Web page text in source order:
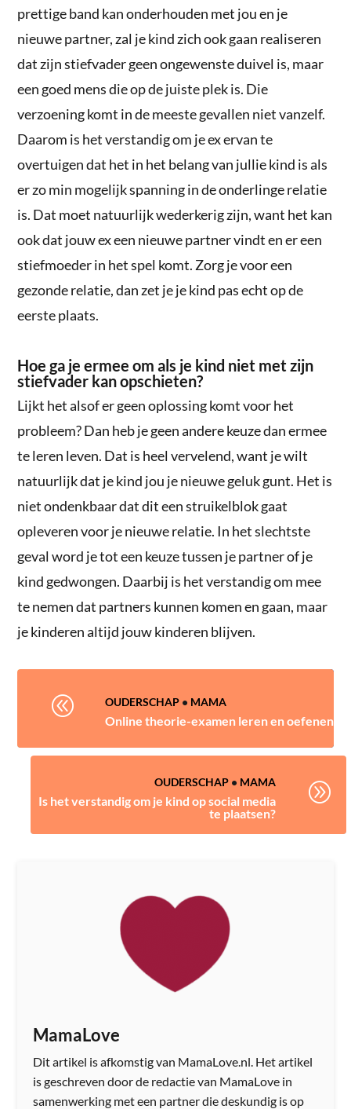
prettige band kan onderhouden met jou en je
nieuwe partner, zal je kind zich ook gaan realiseren
dat zijn stiefvader geen ongewenste duivel is, maar
een goed mens die op de juiste plek is. Die
verzoening komt in de meeste gevallen niet vanzelf.
Daarom is het verstandig om je ex ervan te
overtuigen dat het in het belang van jullie kind is als
er zo min mogelijk spanning in de onderlinge relatie
is. Dat moet natuurlijk wederkerig zijn, want het kan
ook dat jouw ex een nieuwe partner vindt en er een
stiefmoeder in het spel komt. Zorg je voor een
gezonde relatie, dan zet je je kind pas echt op de
eerste plaats.
Hoe ga je ermee om als je kind niet met zijn
stiefvader kan opschieten?
Lijkt het alsof er geen oplossing komt voor het
probleem? Dan heb je geen andere keuze dan ermee
te leren leven. Dat is heel vervelend, want je wilt
natuurlijk dat je kind jou je nieuwe geluk gunt. Het is
niet ondenkbaar dat dit een struikelblok gaat
opleveren voor je nieuwe relatie. In het slechtste
geval word je tot een keuze tussen je partner of je
kind gedwongen. Daarbij is het verstandig om mee
te nemen dat partners kunnen komen en gaan, maar
je kinderen altijd jouw kinderen blijven.
@ OUDERSCHAP• MAMA
Online theorie-examen leren en oefenen
OUDERSCHAP• MAMA
Is het verstandig om je kind op social media
te plaatsen?
A
MamaLove
Dit artikel is afkomstig van MamaLove.nl. Het artikel
is geschreven door de redactie van MamaLove in
samenwerking met een partner die deskundig is op